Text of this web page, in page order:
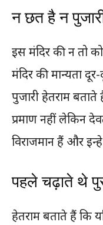
न छत है न
इस मंदिर की न तो
मंदिर की मान्यता
पुजारी हेतराम
प्रमाण नहीं लेकिन
विराजमान हैं और
पहले चढ़ाते थे
हेतराम बताते हैं कि